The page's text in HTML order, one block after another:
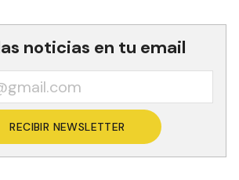
noticias en tu email
RECIBIR NEWSLETTER